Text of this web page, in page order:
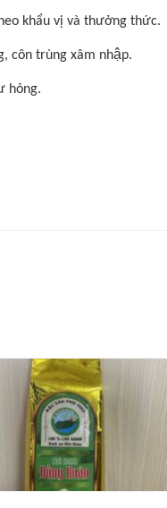
khẩu vị và thưởng thức.
côn trùng xâm nhập.
hỏng.